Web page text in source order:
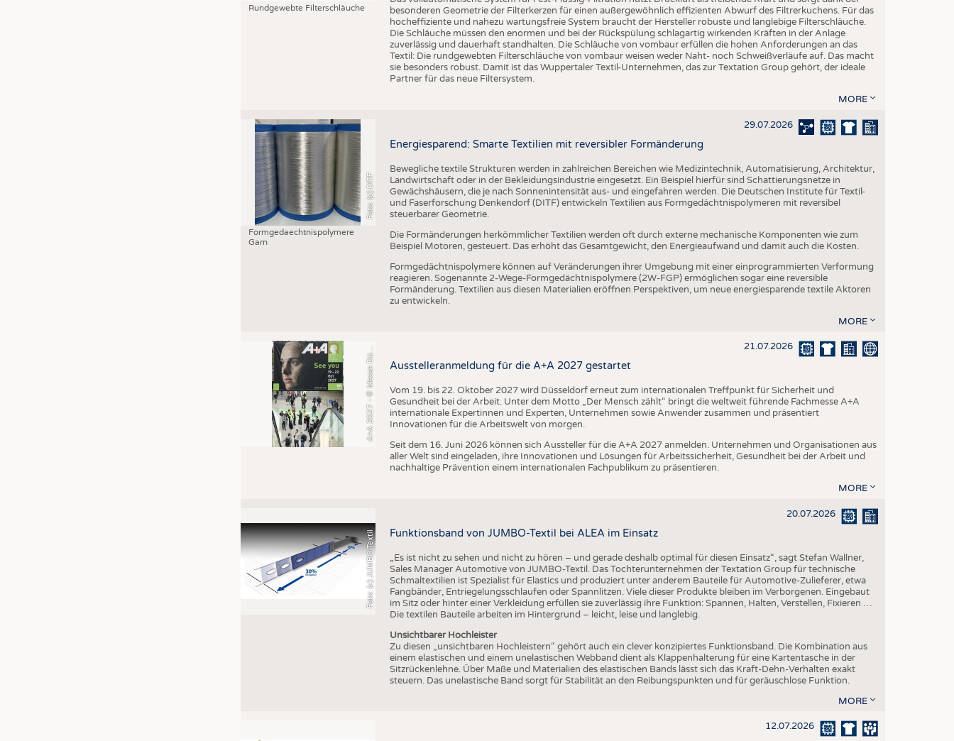
Rundgewebte Filterschläuche
besonderen Geometrie der Filterkerzen für einen außergewöhnlich effizienten Abwurf des Filtrerkuchens. Für das
hocheffiziente und nahezu wartungsfreie System braucht der Hersteller robuste und langlebige Filterschläuche.
Die Schläuche müssen den enormen und bei der Rückspülung schlagartig wirkenden Kräften in der Anlage
zuverlässig und dauerhaft standhalten. Die Schläuche von vombaur erfüllen die hohen Anforderungen an das
Textil: Die rundgewebten Filterschläuche von vombaur weisen weder Naht- noch Schweißverläufe auf. Das macht
sie besonders robust. Damit ist das Wuppertaler Textil-Unternehmen, das zur Textation Group gehört, der ideale
Partner für das neue Filtersystem.
MORE
Foto: (c) DITF
Formgedaechtnispolymere
Garn
29.07.2026
Energiesparend: Smarte Textilien mit reversibler Formänderung
Bewegliche textile Strukturen werden in zahlreichen Bereichen wie Medizintechnik, Automatisierung, Architektur,
Landwirtschaft oder in der Bekleidungsindustrie eingesetzt. Ein Beispiel hierfür sind Schattierungsnetze in
Gewächshäusern, die je nach Sonnenintensität aus- und eingefahren werden. Die Deutschen Institute für Textil-
und Faserforschung Denkendorf (DITF) entwickeln Textilien aus Formgedächtnispolymeren mit reversibel
steuerbarer Geometrie.
Die Formänderungen herkömmlicher Textilien werden oft durch externe mechanische Komponenten wie zum
Beispiel Motoren, gesteuert. Das erhöht das Gesamtgewicht, den Energieaufwand und damit auch die Kosten.
Formgedächtnispolymere können auf Veränderungen ihrer Umgebung mit einer einprogrammierten Verformung
reagieren. Sogenannte 2-Wege-Formgedächtnispolymere (2W-FGP) ermöglichen sogar eine reversible
Formänderung. Textilien aus diesen Materialien eröffnen Perspektiven, um neue energiesparende textile Aktoren
zu entwickeln.
MORE
+
A
2
0
2
7
-
©
M
e
s
s
e
D
ü
s
e
l
d
o
r
f
/
C
o
n
s
t
a
n
z
e
T
i
l
l
m
a
n 21.07.2026
Ausstelleranmeldung für die A+A 2027 gestartet
Vom 19. bis 22. Oktober 2027 wird Düsseldorf erneut zum internationalen Treffpunkt für Sicherheit und
Gesundheit bei der Arbeit. Unter dem Motto „Der Mensch zählt“ bringt die weltweit führende Fachmesse A+A
internationale Expertinnen und Experten, Unternehmen sowie Anwender zusammen und präsentiert
Innovationen für die Arbeitswelt von morgen.
Seit dem 16. Juni 2026 können sich Aussteller für die A+A 2027 anmelden. Unternehmen und Organisationen aus
aller Welt sind eingeladen, ihre Innovationen und Lösungen für Arbeitssicherheit, Gesundheit bei der Arbeit und
nachhaltige Prävention einem internationalen Fachpublikum zu präsentieren.
MORE
Foto: (c) JUMBO-Textil
20.07.2026
Funktionsband von JUMBO-Textil bei ALEA im Einsatz
„Es ist nicht zu sehen und nicht zu hören – und gerade deshalb optimal für diesen Einsatz“, sagt Stefan Wallner,
Sales Manager Automotive von JUMBO-Textil. Das Tochterunternehmen der Textation Group für technische
Schmaltextilien ist Spezialist für Elastics und produziert unter anderem Bauteile für Automotive-Zulieferer, etwa
Fangbänder, Entriegelungsschlaufen oder Spannlitzen. Viele dieser Produkte bleiben im Verborgenen. Eingebaut
im Sitz oder hinter einer Verkleidung erfüllen sie zuverlässig ihre Funktion: Spannen, Halten, Verstellen, Fixieren …
Die textilen Bauteile arbeiten im Hintergrund – leicht, leise und langlebig.
Unsichtbarer Hochleister
Zu diesen „unsichtbaren Hochleistern“ gehört auch ein clever konzipiertes Funktionsband. Die Kombination aus
einem elastischen und einem unelastischen Webband dient als Klappenhalterung für eine Kartentasche in der
Sitzrückenlehne. Über Maße und Materialien des elastischen Bands lässt sich das Kraft-Dehn-Verhalten exakt
steuern. Das unelastische Band sorgt für Stabilität an den Reibungspunkten und für geräuschlose Funktion.
MORE
12.07.2026